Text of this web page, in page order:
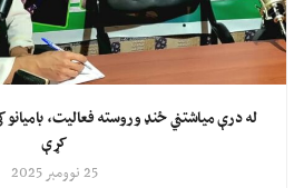
له درې میاشتني ځنډ وروسته فعالیت، بامیانو
کړې
25 نوومبر 2025